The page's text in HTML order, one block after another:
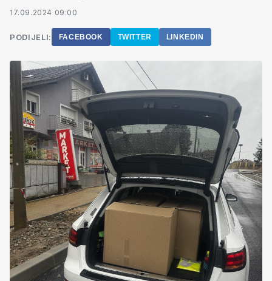
17.09.2024 09:00
PODIJELI: FACEBOOK TWITTER LINKEDIN